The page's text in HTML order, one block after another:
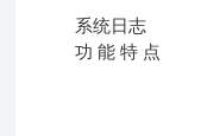
系统日志
功 能 特 点